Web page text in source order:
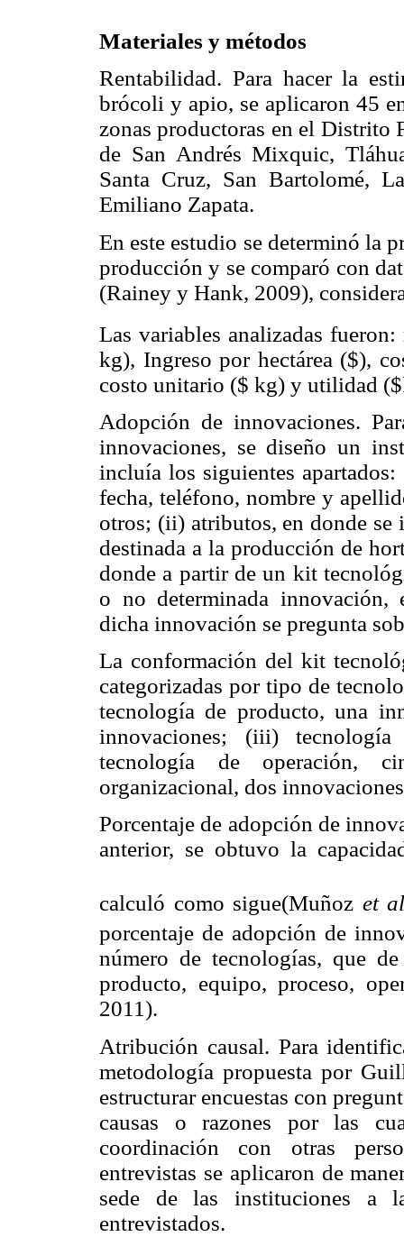
Materiales y métodos
Rentabilidad. Para hacer la
brócoli y apio, se aplicaron 45
zonas productoras en el Distrito
de San Andrés Mixquic,
Santa Cruz, San Bartolomé,
Emiliano Zapata.
En este estudio se determinó la
producción y se comparó con
(Rainey y Hank, 2009),
Las variables analizadas
kg), Ingreso por hectárea ($),
costo unitario ($ kg) y utilidad
Adopción de innovaciones.
innovaciones, se diseño un
incluía los siguientes
fecha, teléfono, nombre y
otros; (ii) atributos, en donde
destinada a la producción de
donde a partir de un kit
o no determinada innovación,
dicha innovación se pregunta
La conformación del kit
categorizadas por tipo de
tecnología de producto, una
innovaciones; (iii)
tecnología de operación,
organizacional, dos
Porcentaje de adopción de
anterior, se obtuvo la
calculó como sigue(Muñoz et
porcentaje de adopción de
número de tecnologías, que
producto, equipo, proceso,
2011).
Atribución causal. Para
metodología propuesta por
estructurar encuestas con
causas o razones por las
coordinación con otras
entrevistas se aplicaron de
sede de las instituciones a
entrevistados.